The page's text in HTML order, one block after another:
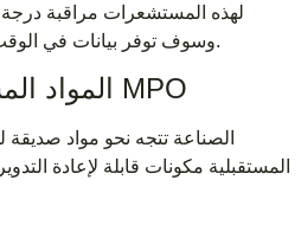
لهذه المستشعرات مراقبة درجة
وسوف توفر بيانات في الوقت الحقيقي عن الظروف البيئية.
المواد المستدامة في محولات MPO
الصناعة تتجه نحو مواد
المستقبلية مكونات قابلة لإعادة